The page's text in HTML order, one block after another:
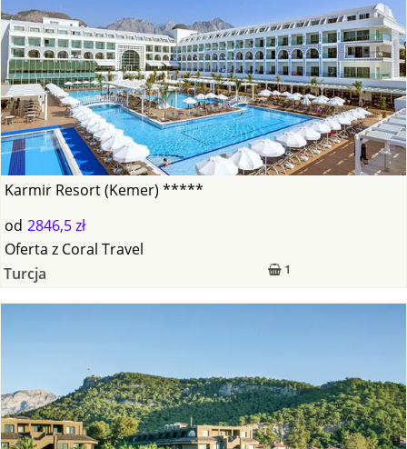
Karmir Resort (Kemer) *****
od 2846,5 zł
1
Oferta z Coral Travel
Turcja